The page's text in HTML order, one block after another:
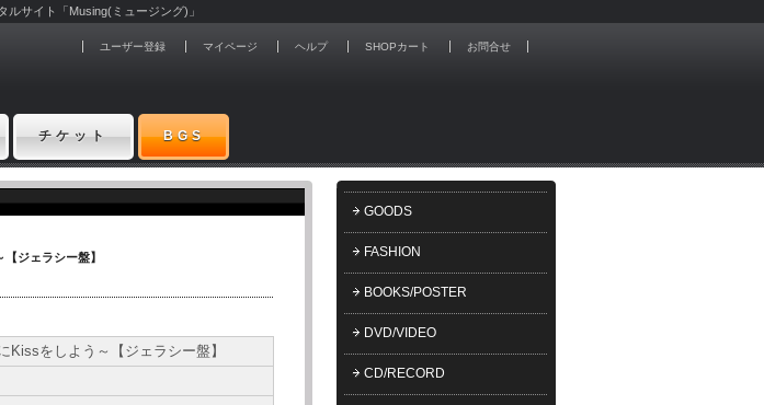
サイト「Musing(ミュージング)」
ユーザー登録 マイページ ヘルプ SHOPカート お問合せ
チケット BGS
GOODS
FASHION
BOOKS/POSTER
DVD/VIDEO
CD/RECORD
ジェラシー盤】
Kissをしよう～【ジェラシー盤】